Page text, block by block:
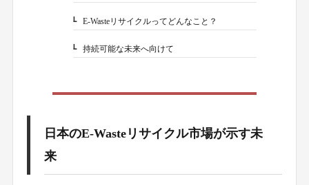
1-3.E-Wasteリサイクルってどんなこと？
1-4.持続可能な未来へ向けて
日本のE-Wasteリサイクル市場が示す未
来